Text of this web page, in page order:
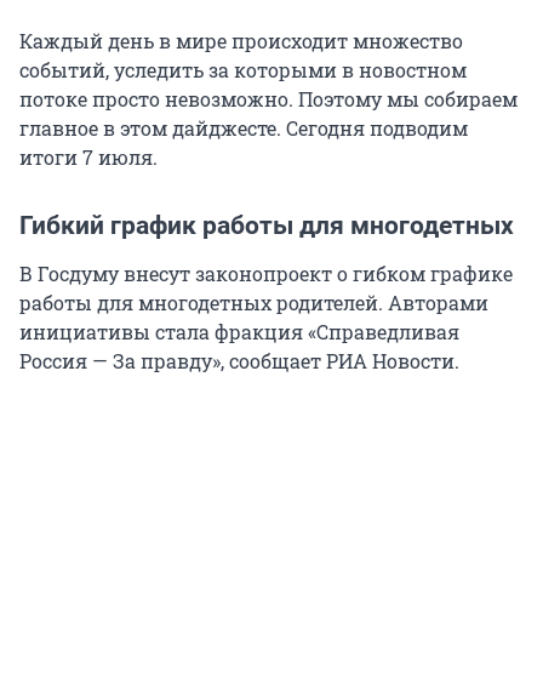
Каждый день в мире происходит множество
событий, уследить за которыми в новостном
потоке просто невозможно. Поэтому мы собираем
главное в этом дайджесте. Сегодня подводим
итоги 7 июля.
Гибкий график работы для многодетных
В Госдуму внесут законопроект о гибком графике
работы для многодетных родителей. Авторами
инициативы стала фракция «Справедливая
Россия — За правду», сообщает РИА Новости.